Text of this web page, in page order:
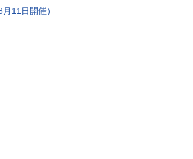
11日開催）